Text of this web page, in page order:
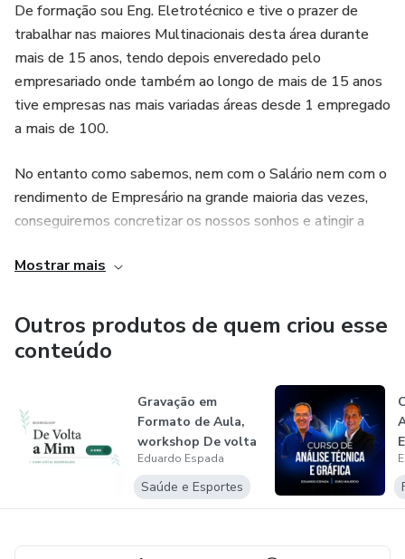
De formação sou Eng. Eletrotécnico e tive o prazer de
trabalhar nas maiores Multinacionais desta área durante
mais de 15 anos, tendo depois enveredado pelo
empresariado onde também ao longo de mais de 15 anos
tive empresas nas mais variadas áreas desde 1 empregado
a mais de 100.
No entanto como sabemos, nem com o Salário nem com o
rendimento de Empresário na grande maioria das vezes,
conseguiremos concretizar os nossos sonhos e atingir a
despertou foi este Admirável Cripto Mundo Novo da
Criptomoedas.
No entanto era uma área em que nada sabia e que me
colocava sérias dúvidas e reservas exatamente pelo meu
desconhecimento.
Foi então que decidi estudar o tema, entrar em grupos de
discussão, acompanhar vários especialistas a nível
Mostrar mais
Outros produtos de quem criou esse
conteúdo
Gravação em
Formato de Aula,
workshop De volta
a mim
Eduardo Espada
Saúde e Esportes